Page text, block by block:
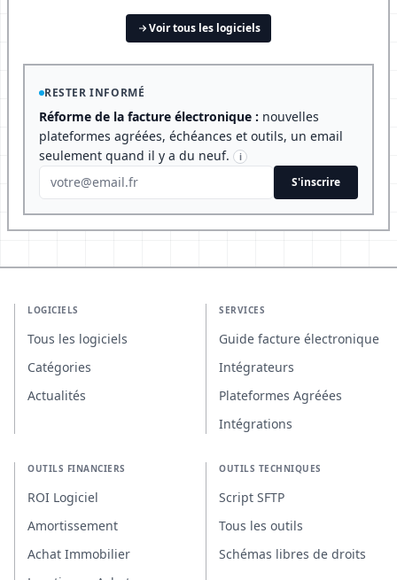
Voir tous les logiciels
RESTER INFORMÉ
Réforme de la facture électronique : nouvelles
plateformes agréées, échéances et outils, un email
seulement quand il y a du neuf.
i
S'inscrire
LOGICIELS
Tous les logiciels
Catégories
Actualités
SERVICES
Guide facture électronique
Intégrateurs
Plateformes Agréées
Intégrations
OUTILS FINANCIERS
ROI Logiciel
Amortissement
Achat Immobilier
OUTILS TECHNIQUES
Script SFTP
Tous les outils
Schémas libres de droits